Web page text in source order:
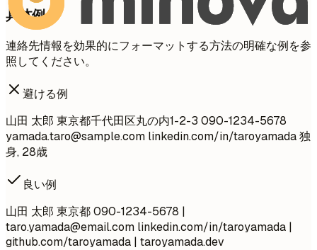
具体例
連絡先情報を効果的にフォーマットする方法の明確な例を参
照してください。
避ける例
山田 太郎 東京都千代田区丸の内1-2-3 090-1234-5678
yamada.taro@sample.com linkedin.com/in/taroyamada 独
身, 28歳
良い例
山田 太郎 東京都 090-1234-5678 |
taro.yamada@email.com linkedin.com/in/taroyamada |
github.com/taroyamada | taroyamada.dev